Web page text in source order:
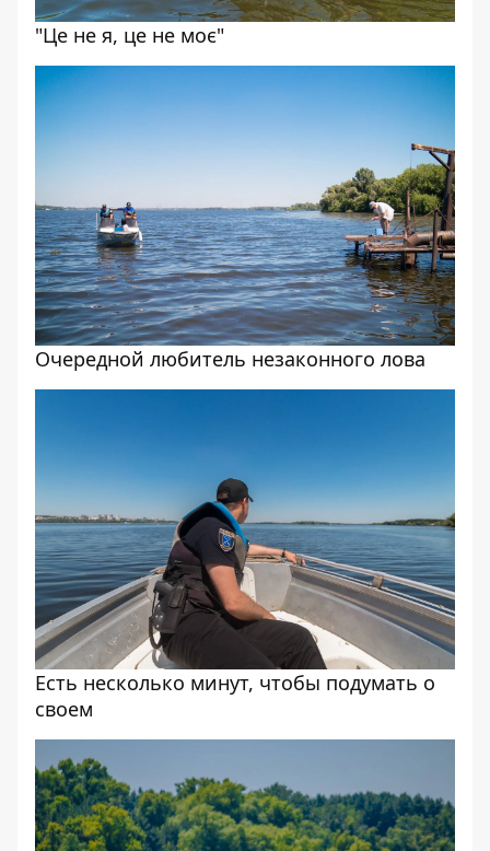
"Це не я, це не моє"
Очередной любитель незаконного лова
Есть несколько минут, чтобы подумать о
своем